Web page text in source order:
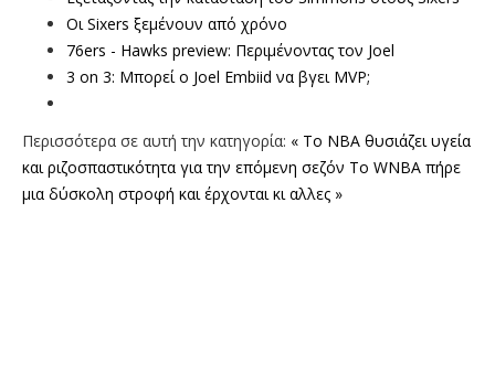
Οι Sixers ξεμένουν από χρόνο
76ers - Hawks preview: Περιμένοντας τον Joel
3 on 3: Μπορεί ο Joel Embiid να βγει MVP;
Περισσότερα σε αυτή την κατηγορία: « To NBA θυσιάζει υγεία
και ριζοσπαστικότητα για την επόμενη σεζόν Το WNBA πήρε
μια δύσκολη στροφή και έρχονται κι αλλες »